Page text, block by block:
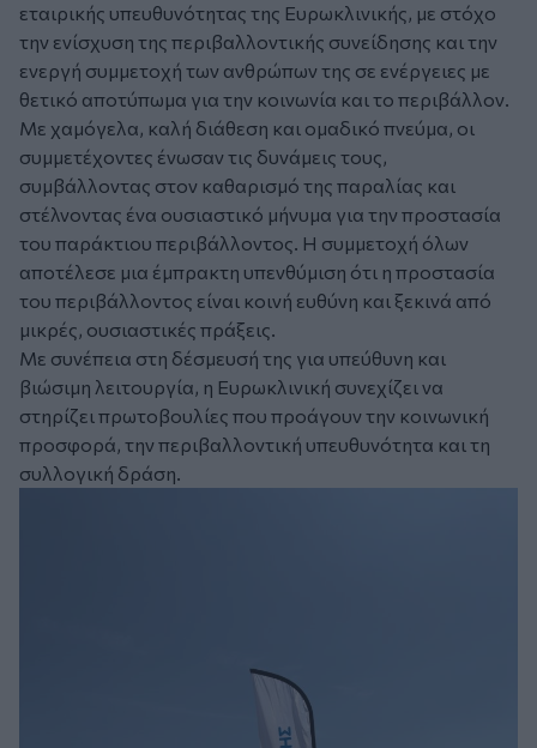
εταιρικής υπευθυνότητας της Ευρωκλινικής, με στόχο
την ενίσχυση της περιβαλλοντικής συνείδησης και την
ενεργή συμμετοχή των ανθρώπων της σε ενέργειες με
θετικό αποτύπωμα για την κοινωνία και το περιβάλλον.
Με χαμόγελα, καλή διάθεση και ομαδικό πνεύμα, οι
συμμετέχοντες ένωσαν τις δυνάμεις τους,
συμβάλλοντας στον καθαρισμό της παραλίας και
στέλνοντας ένα ουσιαστικό μήνυμα για την προστασία
του παράκτιου περιβάλλοντος. Η συμμετοχή όλων
αποτέλεσε μια έμπρακτη υπενθύμιση ότι η προστασία
του περιβάλλοντος είναι κοινή ευθύνη και ξεκινά από
μικρές, ουσιαστικές πράξεις.
Με συνέπεια στη δέσμευσή της για υπεύθυνη και
βιώσιμη λειτουργία, η Ευρωκλινική συνεχίζει να
στηρίζει πρωτοβουλίες που προάγουν την κοινωνική
προσφορά, την περιβαλλοντική υπευθυνότητα και τη
συλλογική δράση.